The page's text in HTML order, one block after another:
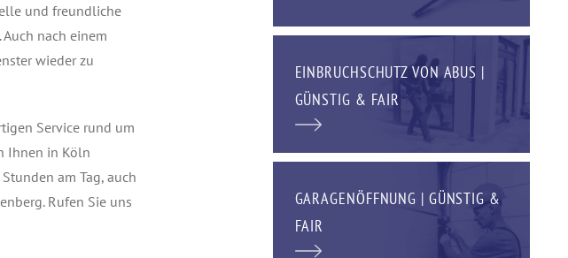
und freundliche
nach einem
wieder zu
Service rund um
Ihnen in Köln
am Tag, auch
Rufen Sie uns
EINBRUCHSCHUTZ VON ABUS |
GÜNSTIG & FAIR
GARAGENÖFFNUNG | GÜNSTIG &
FAIR